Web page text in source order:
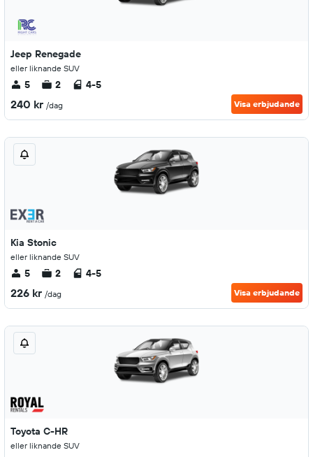
Jeep Renegade
eller liknande SUV
5 2 4-5
240 kr /dag Visa erbjudande
Kia Stonic
eller liknande SUV
5 2 4-5
226 kr /dag Visa erbjudande
Toyota C-HR
eller liknande SUV